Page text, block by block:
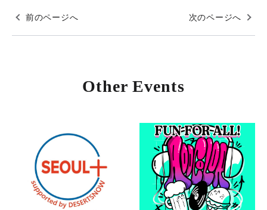
前のページへ 次のページへ
Other Events